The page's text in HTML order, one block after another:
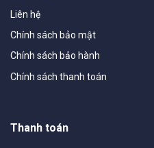
Liên hệ
Chính sách bảo mật
Chính sách bảo hành
Chính sách thanh toán
Thanh toán